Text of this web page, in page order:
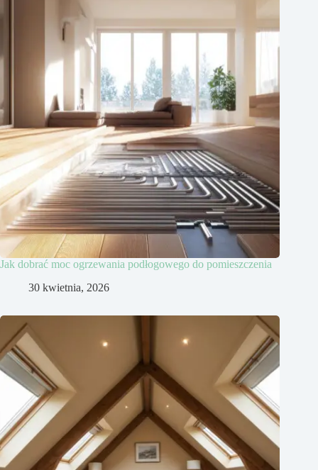
Jak dobrać moc ogrzewania podłogowego do pomieszczenia
30 kwietnia, 2026